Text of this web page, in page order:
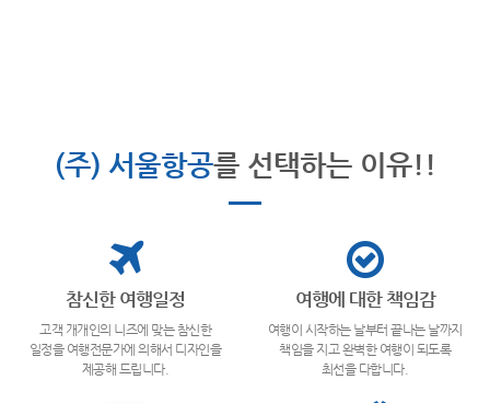
(주) 서울항공를 선택하는 이유!!
참신한 여행일정
고객 개개인의 니즈에 맞는 참신한
일정을 여행전문가에 의해서 디자인을
제공해 드립니다.
여행에 대한 책임감
여행이 시작하는 날부터 끝나는 날까지
책임을 지고 완벽한 여행이 되도록
최선을 다합니다.